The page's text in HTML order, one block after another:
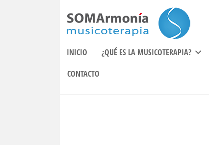
INICIO ¿QUÉ ES LA MUSICOTERAPIA?
CONTACTO